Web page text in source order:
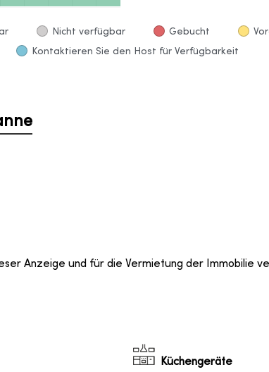
Nicht verfügbar Gebucht
Kontaktieren Sie den Host für Verfügbarkeit
Anzeige und für die Vermietung der Immobilie
Küchengeräte